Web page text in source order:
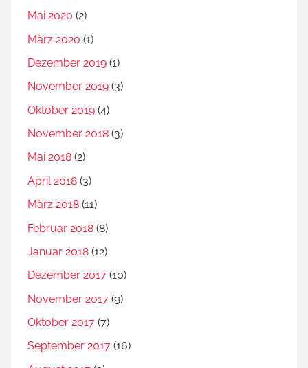
Mai 2020 (2)
März 2020 (1)
Dezember 2019 (1)
November 2019 (3)
Oktober 2019 (4)
November 2018 (3)
Mai 2018 (2)
April 2018 (3)
März 2018 (11)
Februar 2018 (8)
Januar 2018 (12)
Dezember 2017 (10)
November 2017 (9)
Oktober 2017 (7)
September 2017 (16)